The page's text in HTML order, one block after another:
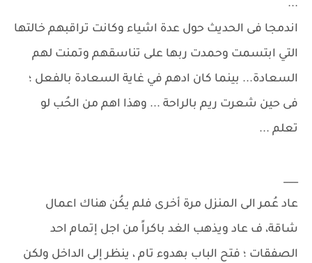
...
اندمجا فى الحديث حول عدة اشياء وكانت تراقبهم خالتها
التي ابتسمت وحمدت ربها على تناسقهم وتمنت لهم
السعادة... بينما كان ادهم في غاية السعادة بالفعل ؛
فى حين شعرت ريم بالراحة ... وهذا اهم من الحُب لو
تعلم ...
___
عاد عُمر الى المنزل مرة أخرى فلم يكُن هناك اعمال
شاقة، ف عاد ويذهب الغد باكراً من اجل إتمام احد
الصفقات ؛ فتح الباب بهدوء تام ، ينظر إلى الداخل ولكن